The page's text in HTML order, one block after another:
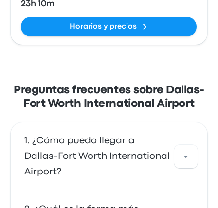
23h 10m
Horarios y precios
Preguntas frecuentes sobre Dallas-
Fort Worth International Airport
¿Cómo puedo llegar a
Dallas-Fort Worth International
Airport?